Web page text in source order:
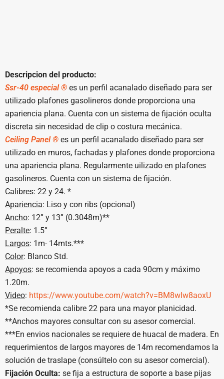
Descripcion del producto:
Ssr-40 especial ® es un perfil acanalado diseñado para ser
utilizado plafones gasolineros donde proporciona una
apariencia plana. Cuenta con un sistema de fijación oculta
discreta sin necesidad de clip o costura mecánica.
Ceiling Panel ® es un perfil acanalado diseñado para ser
utilizado en muros, fachadas y plafones donde proporciona
una apariencia plana. Regularmente uilizado en plafones
gasolineros. Cuenta con un sistema de fijación.
Calibres: 22 y 24. *
Apariencia: Liso y con ribs (opcional)
Ancho: 12” y 13” (0.3048m)**
Peralte: 1.5”
Largos: 1m- 14mts.***
Color: Blanco Std.
Apoyos: se recomienda apoyos a cada 90cm y máximo
1.20m.
Video: https://www.youtube.com/watch?v=BM8wIw8aoxU
*Se recomienda calibre 22 para una mayor planicidad.
**Anchos mayores consultar con su asesor comercial.
***En envios nacionales se requiere de huacal de madera. En
requerimientos de largos mayores de 14m recomendamos la
solución de traslape (consúltelo con su asesor comercial).
Fijación Oculta: se fija a estructura de soporte a base pijas